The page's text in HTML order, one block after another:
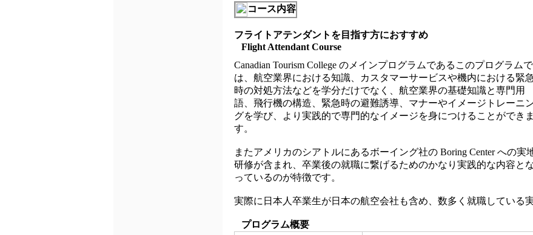
コース内容
フライトアテンダントを目指す方におすすめ
Flight Attendant Course
Canadian Tourism College のメインプログラムであるこのプログラムで
は、航空業界における知識、カスタマーサービスや機内における緊急
時の対処方法などを学分だけでなく、航空業界の基礎知識と専門用
語、飛行機の構造、緊急時の避難誘導、マナーやイメージトレーニ
グを学び、より実践的で専門的なイメージを身につけることができま
す。
またアメリカのシアトルにあるボーイング社の Boring Center への実
研修が含まれ、卒業後の就職に繋げるためのかなり実践的な内容と
っているのが特徴です。
実際に日本人卒業生が日本の航空会社も含め、数多く就職している
プログラム概要